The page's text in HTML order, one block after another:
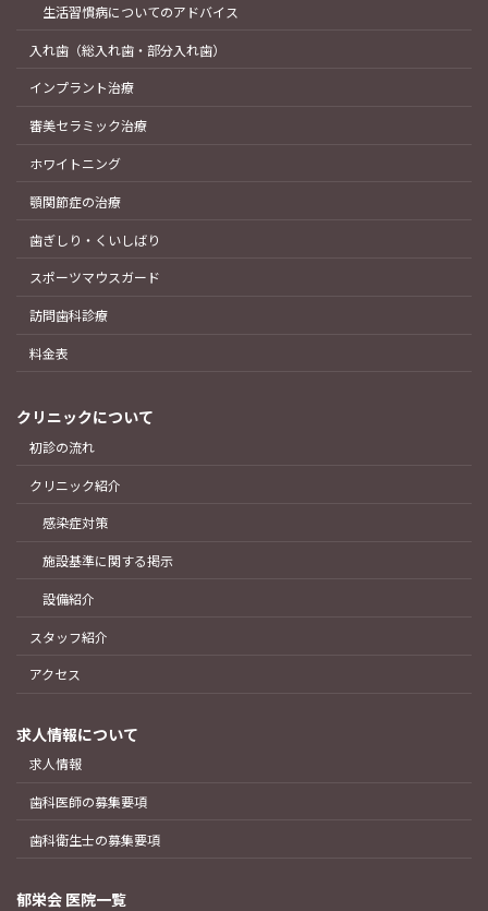
生活習慣病についてのアドバイス
入れ歯（総入れ歯・部分入れ歯）
インプラント治療
審美セラミック治療
ホワイトニング
顎関節症の治療
歯ぎしり・くいしばり
スポーツマウスガード
訪問歯科診療
料金表
クリニックについて
初診の流れ
クリニック紹介
感染症対策
施設基準に関する掲示
設備紹介
スタッフ紹介
アクセス
求人情報について
求人情報
歯科医師の募集要項
歯科衛生士の募集要項
郁栄会 医院一覧